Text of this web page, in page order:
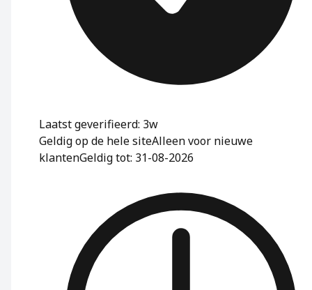
Laatst geverifieerd: 3w
Geldig op de hele siteAlleen voor nieuwe
klantenGeldig tot: 31-08-2026